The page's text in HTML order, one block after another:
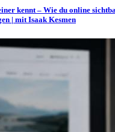
kennt – Wie du online
| mit Isaak Kesmen